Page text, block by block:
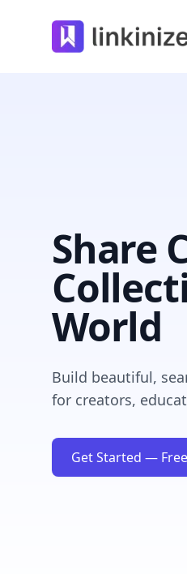
Linkinize
Share
World
Build beautiful,
for creators,
Get Started — Free